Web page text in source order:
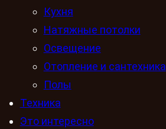
Кухня
Натяжные потолки
Освещение
Отопление и сантехника
Полы
Техника
Это интересно